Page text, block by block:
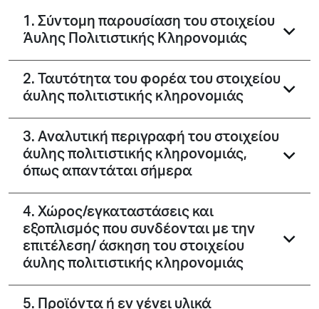
1. Σύντομη παρουσίαση του στοιχείου
Άυλης Πολιτιστικής Κληρονομιάς
2. Ταυτότητα του φορέα του στοιχείου
άυλης πολιτιστικής κληρονομιάς
3. Αναλυτική περιγραφή του στοιχείου
άυλης πολιτιστικής κληρονομιάς,
όπως απαντάται σήμερα
4. Χώρος/εγκαταστάσεις και
εξοπλισμός που συνδέονται με την
επιτέλεση/ άσκηση του στοιχείου
άυλης πολιτιστικής κληρονομιάς
5. Προϊόντα ή εν γένει υλικά